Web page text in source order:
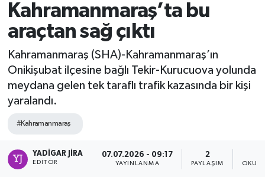
Kahramanmaraş’ta bu
araçtan sağ çıktı
Kahramanmaraş (SHA)-Kahramanmaraş’ın
Onikişubat ilçesine bağlı Tekir-Kurucuova yolunda
meydana gelen tek taraflı trafik kazasında bir kişi
yaralandı.
#Kahramanmaraş
YADIGAR JIRA
EDITÖR
07.07.2026 - 09:17
YAYINLANMA
2
PAYLAŞIM
Kahramanmaraş Namaz Vakitleri
Süper Lig Puan Durumu ve Fikstür
Tüm Manşetler
Haber Arşivi